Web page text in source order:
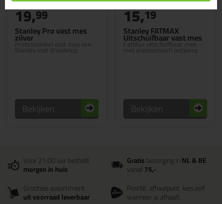
Stanley Pro vast mes
zilver
Professioneel vast mes van
Stanley met draaiknop
19,99
Bekijken
Stanley FATMAX
Uitschuifbaar vast mes
FatMax uitschuifbaar mes
met ergonomisch ontwerp
15,19
Bekijken
Voor 21:00 uur besteld
morgen in huis
Gratisbezorging inNL & BE
vanaf75,-
Grootste assortiment
uit voorraad leverbaar
PostNL afhaalpunt: kies zelf
wanneer je afhaalt